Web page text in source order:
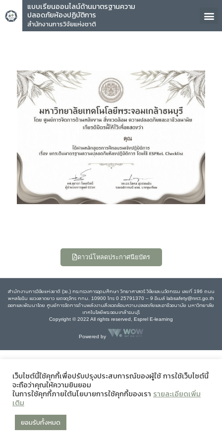
แบบเรียนออนไลน์ด้านมาตรฐานความ
ปลอดภัยห้องปฏิบัติการ
สำนักงานการวิจัยแห่งชาติ
คุณ
ดาวน์โหลดประกาศนียบัตร
สำนักงานการวิจัยแห่งชาติ (วช.) กระทรวงการอุดมศึกษา วิทยาศาสตร์ วิจัยและนวัตกรรม เลขที่ 196 ถนน
พหลโยธิน แขวงลาดยาว เขตจตุจักร กทม. 10900 โทร 0 25791370 – 9 อีเมล์ labsafety@nrct.go.th
ออกและพัฒนาโดย ศูนย์การจัดการด้านพลังงานสิ่งแวดล้อมความปลอดภัยและอาชีวอนามัย มหาวิทยาลัย
เทคโนโลยีพระจอมเกล้าธนบุรี
Copyright © 2022 All rights reserved, Esprel E-learning
Powered by
เว็บไซต์นี้ใช้คุกกี้เพื่อปรับปรุงประสบการณ์ของผู้ใช้ การใช้เว็บไซต์นี้
จะถือว่าคุณให้ความยินยอม
ในการใช้คุกกี้ภายใต้นโยบายการใช้คุกกี้ของเรา รายละเอียดเพิ่ม
เติม
ยอมรับทั้งหมด